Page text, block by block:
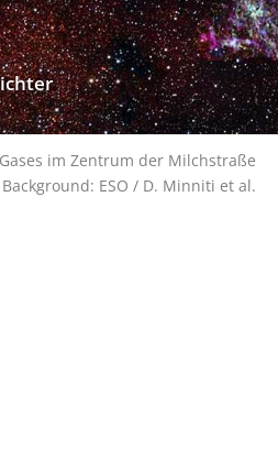
im Zentrum der Milchstraße
ESO / D. Minniti et al.